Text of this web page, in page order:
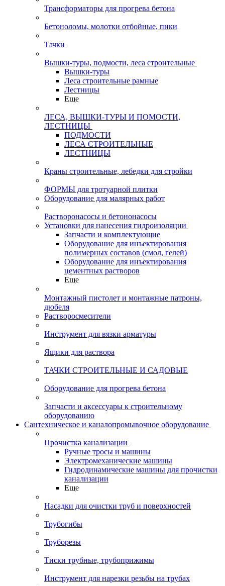
Трансформаторы для прогрева бетона
Бетоноломы, молотки отбойные, пики
Тачки
Вышки-туры, подмости, леса строительные
Вышки-туры
Леса строительные рамные
Лестницы
Еще
ЛЕСА, ВЫШКИ-ТУРЫ И ПОМОСТИ,
ЛЕСТНИЦЫ
ПОДМОСТИ
ЛЕСА СТРОИТЕЛЬНЫЕ
ЛЕСТНИЦЫ
Краны строительные, лебедки для стройки
ФОРМЫ для тротуарной плитки
Оборудование для малярных работ
Растворонасосы и бетононасосы
Установки для нанесения гидроизоляции
Запчасти и комплектующие
Оборудование для инъектирования
полимерных составов (смол, гелей)
Оборудование для инъектирования
цементных растворов
Еще
Монтажный пистолет и монтажные патроны,
дюбеля
Растворосмесители
Инструмент для вязки арматуры
Ящики для раствора
ТАЧКИ СТРОИТЕЛЬНЫЕ И САДОВЫЕ
Оборудование для прогрева бетона
Запчасти и аксессуары к строительному
оборудованию
Сантехническое и каналопромывочное оборудование
Прочистка канализации
Ручные тросы и машины
Электромеханические машины
Гидродинамические машины для прочистки
канализации
Еще
Насадки для очистки труб и поверхностей
Трубогибы
Труборезы
Тиски трубные, трубоприжимы
Инструмент для нарезки резьбы на трубах